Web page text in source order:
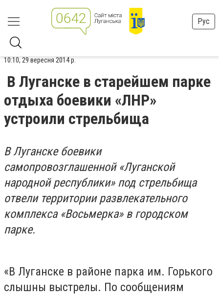
Рус
10:10, 29 вересня 2014 р.
В Луганске в старейшем парке
отдыха боевики «ЛНР»
устроили стрельбища
В Луганске боевики
самопровозглашенной «Луганской
народной республики» под стрельбища
отвели территории развлекательного
комплекса «Восьмерка» в городском
парке.
«В Луганске в районе парка им. Горького
слышны выстрелы. По сообщениям